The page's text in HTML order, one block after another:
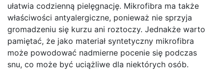
ułatwia codzienną pielęgnację. Mikrofibra ma także
właściwości antyalergiczne, ponieważ nie sprzyja
gromadzeniu się kurzu ani roztoczy. Jednakże warto
pamiętać, że jako materiał syntetyczny mikrofibra
może powodować nadmierne pocenie się podczas
snu, co może być uciążliwe dla niektórych osób.